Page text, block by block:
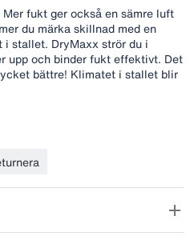
fukt ger också en sämre luft
du märka skillnad med en
stallet. DryMaxx strör du i
upp och binder fukt effektivt. Det
bättre! Klimatet i stallet blir